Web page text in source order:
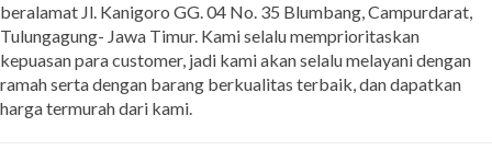
beralamat Jl. Kanigoro GG. 04 No. 35 Blumbang, Campurdarat,
Tulungagung- Jawa Timur. Kami selalu memprioritaskan
kepuasan para customer, jadi kami akan selalu melayani dengan
ramah serta dengan barang berkualitas terbaik, dan dapatkan
harga termurah dari kami.